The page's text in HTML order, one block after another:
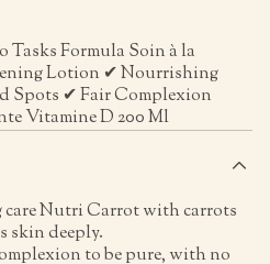
Formula Soin à la
Lotion ✔ Nourrishing
Spots ✔ Fair Complexion
Vitamine D 200 Ml
Nutri Carrot with carrots
skin deeply.
to be pure, with no